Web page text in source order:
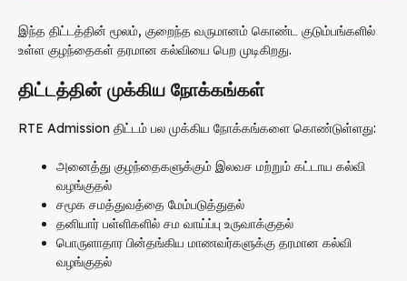
இந்த திட்டத்தின் மூலம், குறைந்த வருமானம் கொண்ட குடும்பங்களில்
உள்ள குழந்தைகள் தரமான கல்வியை பெற முடிகிறது.
திட்டத்தின் முக்கிய நோக்கங்கள்
RTE Admission திட்டம் பல முக்கிய நோக்கங்களை கொண்டுள்ளது:
அனைத்து குழந்தைகளுக்கும் இலவச மற்றும் கட்டாய கல்வி
வழங்குதல்
சமூக சமத்துவத்தை மேம்படுத்துதல்
தனியார் பள்ளிகளில் சம வாய்ப்பு உருவாக்குதல்
பொருளாதார பின்தங்கிய மாணவர்களுக்கு தரமான கல்வி
வழங்குதல்